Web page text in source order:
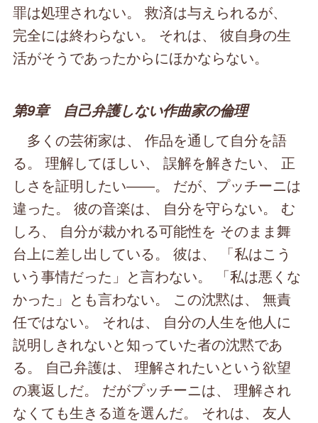
罪は処理されない。 救済は与えられるが、
完全には終わらない。 それは、 彼自身の生
活がそうであったからにほかならない。
第9章 自己弁護しない作曲家の倫理
多くの芸術家は、 作品を通して自分を語
る。 理解してほしい、 誤解を解きたい、 正
しさを証明したい――。 だが、プッチーニは
違った。 彼の音楽は、 自分を守らない。 む
しろ、 自分が裁かれる可能性を そのまま舞
台上に差し出している。 彼は、 「私はこう
いう事情だった」と言わない。 「私は悪くな
かった」とも言わない。 この沈黙は、 無責
任ではない。 それは、 自分の人生を他人に
説明しきれないと知っていた者の沈黙であ
る。 自己弁護は、 理解されたいという欲望
の裏返しだ。 だがプッチーニは、 理解され
なくても生きる道を選んだ。 それは、 友人